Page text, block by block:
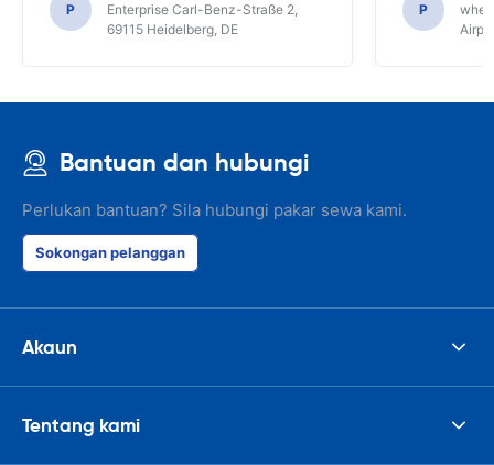
P
Enterprise Carl-Benz-Straße 2,
69115 Heidelberg, DE
P
Bantuan dan hubungi
Perlukan bantuan? Sila hubungi pakar sewa kami.
Sokongan pelanggan
Akaun
Tentang kami